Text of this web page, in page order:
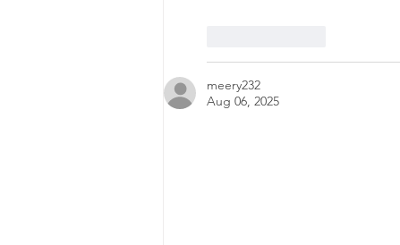
meery232
Aug 06, 2025